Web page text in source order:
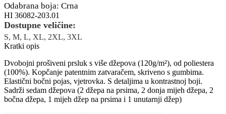
Odabrana boja: Crna
HI 36082-203.01
Dostupne veličine:
S, M, L, XL, 2XL, 3XL
Kratki opis
Dvobojni prošiveni prsluk s više džepova (120g/m²), od poliestera
(100%). Kopčanje patentnim zatvaračem, skriveno s gumbima.
Elastični bočni pojas, vjetrovka. S detaljima u kontrastnoj boji.
Sadrži sedam džepova (2 džepa na prsima, 2 donja mijeh džepa, 2
bočna džepa, 1 mijeh džep na prsima i 1 unutarnji džep)